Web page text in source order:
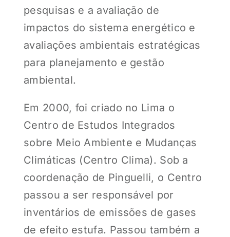
pesquisas e a avaliação de
impactos do sistema energético e
avaliações ambientais estratégicas
para planejamento e gestão
ambiental.
Em 2000, foi criado no Lima o
Centro de Estudos Integrados
sobre Meio Ambiente e Mudanças
Climáticas (Centro Clima). Sob a
coordenação de Pinguelli, o Centro
passou a ser responsável por
inventários de emissões de gases
de efeito estufa. Passou também a